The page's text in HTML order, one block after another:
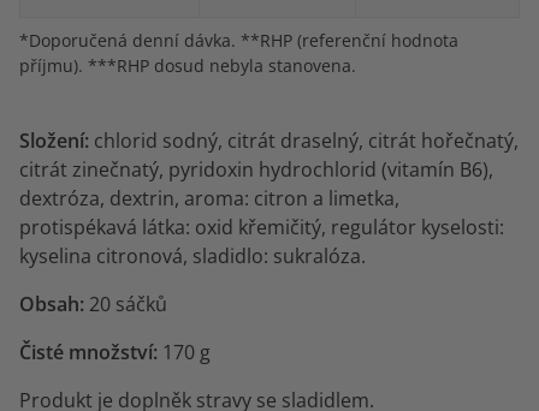
*Doporučená denní dávka. **RHP (referenční hodnota
příjmu). ***RHP dosud nebyla stanovena.
Složení: chlorid sodný, citrát draselný, citrát hořečnatý,
citrát zinečnatý, pyridoxin hydrochlorid (vitamín B6),
dextróza, dextrin, aroma: citron a limetka,
protispékavá látka: oxid křemičitý, regulátor kyselosti:
kyselina citronová, sladidlo: sukralóza.
Obsah: 20 sáčků
Čisté množství: 170 g
Produkt je doplněk stravy se sladidlem.